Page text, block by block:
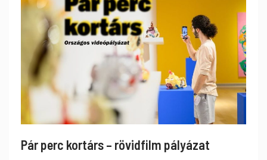
Pár perc kortárs – rövidfilm pályázat